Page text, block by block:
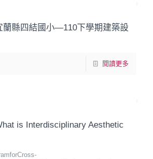
蘭縣四結國小—110下學期建築設
閱讀更多
is Interdisciplinary Aesthetic